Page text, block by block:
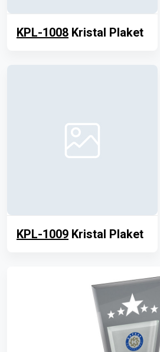
KPL-1008 Kristal Plaket
KPL-1009 Kristal Plaket